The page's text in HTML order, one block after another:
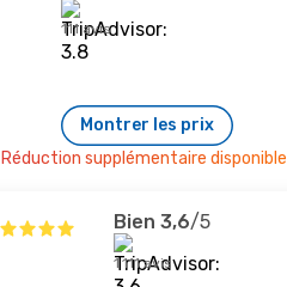
111 avis
Montrer les prix
Réduction supplémentaire disponible
Bien 3,6/5
1 111 avis